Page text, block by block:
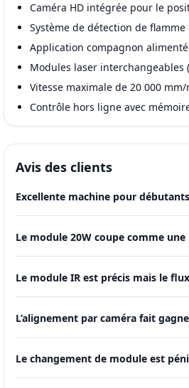
Caméra HD intégrée pour le
Système de détection de flamme
Application compagnon
Modules laser interchangeables
Vitesse maximale de 20 000
Contrôle hors ligne avec
Avis des clients
Le module 20W coupe comme une
Le changement de module est